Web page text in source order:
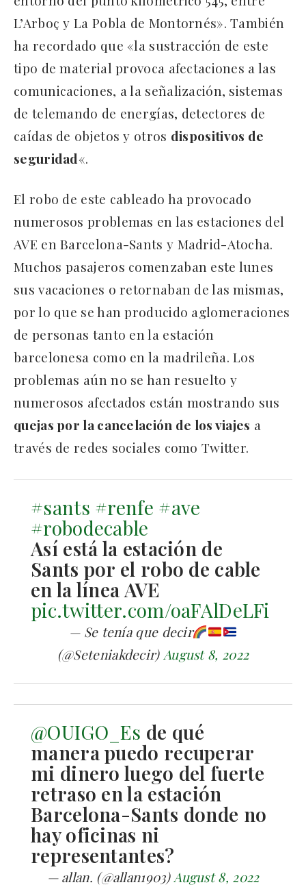
L’Arboç y La Pobla de Montornés». También
ha recordado que «la sustracción de este
tipo de material provoca afectaciones a las
comunicaciones, a la señalización, sistemas
de telemando de energías, detectores de
caídas de objetos y otros dispositivos de
seguridad«.
El robo de este cableado ha provocado
numerosos problemas en las estaciones del
AVE en Barcelona-Sants y Madrid-Atocha.
Muchos pasajeros comenzaban este lunes
sus vacaciones o retornaban de las mismas,
por lo que se han producido aglomeraciones
de personas tanto en la estación
barcelonesa como en la madrileña. Los
problemas aún no se han resuelto y
numerosos afectados están mostrando sus
quejas por la cancelación de los viajes a
través de redes sociales como Twitter.
#sants #renfe #ave
#robodecable
Así está la estación de
Sants por el robo de cable
en la línea AVE
pic.twitter.com/oaFAlDeLFi
— Se tenía que decir
(@Seteniakdecir) August 8, 2022
@OUIGO_Es de qué
manera puedo recuperar
mi dinero luego del fuerte
retraso en la estación
Barcelona-Sants donde no
hay oficinas ni
representantes?
— allan. (@allan1903)August 8, 2022